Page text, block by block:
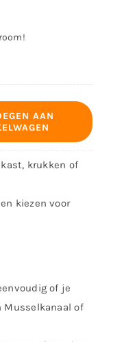
AAN
krukken of
kiezen voor
of je
of